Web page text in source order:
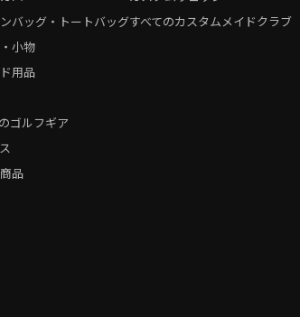
品
バッグ・トートバッグ
小物
用品
ゴルフギア
すべてのカスタムメイドクラブ